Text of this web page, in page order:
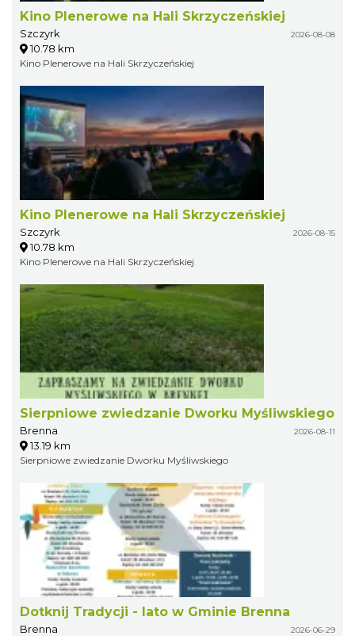
Kino Plenerowe na Hali Skrzyczeńskiej
Szczyrk 2026-08-08
10.78 km
Kino Plenerowe na Hali Skrzyczeńskiej
Kino Plenerowe na Hali Skrzyczeńskiej
Szczyrk 2026-08-15
10.78 km
Kino Plenerowe na Hali Skrzyczeńskiej
Sierpniowe zwiedzanie Dworku Myśliwskiego
Brenna 2026-08-11
13.19 km
Sierpniowe zwiedzanie Dworku Myśliwskiego
Dotknij Tradycji - lato w Gminie Brenna
Brenna 2026-06-29